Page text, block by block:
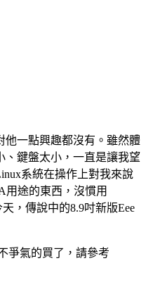
他一點興趣都沒有。雖然體
、鍵盤太小，一直是讓我望
系統在操作上對我來說
用途的東西，沒慣用
，傳說中的8.9吋新版Eee
爭氣的買了，請參考